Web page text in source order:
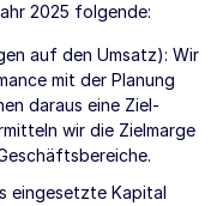
2025 folgende:
auf den Umsatz): Wir
mit der Planung
daraus eine Ziel-
wir die Zielmarge
eingesetzte Kapital